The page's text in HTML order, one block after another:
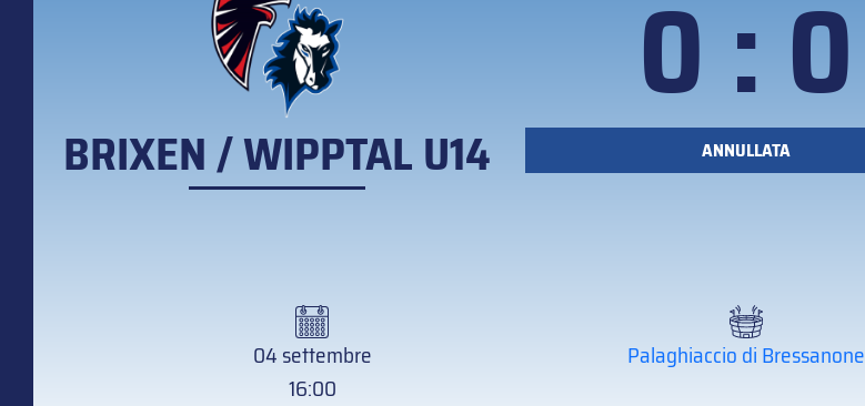
BRIXEN / WIPPTAL U14
0 : 0
ANNULLATA
04 settembre
16:00
Palaghiaccio di Bressanone